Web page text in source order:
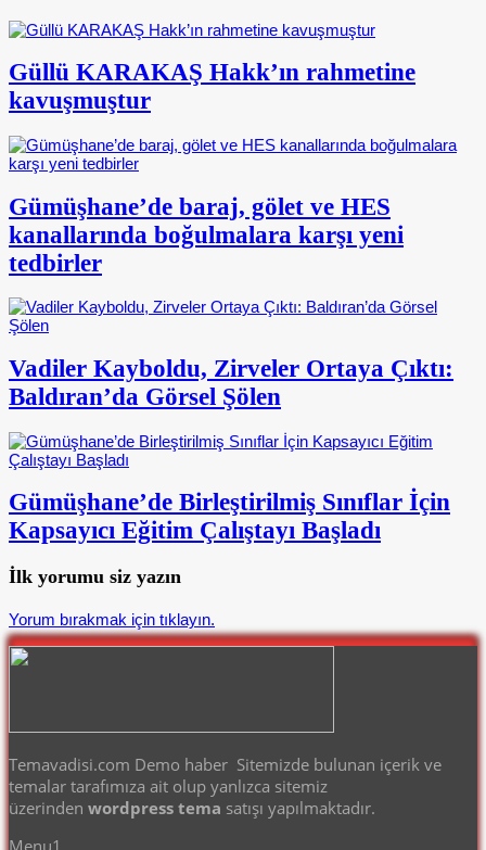
Güllü KARAKAŞ Hakk’ın rahmetine
kavuşmuştur
Gümüşhane’de baraj, gölet ve HES
kanallarında boğulmalara karşı yeni
tedbirler
Vadiler Kayboldu, Zirveler Ortaya Çıktı:
Baldıran’da Görsel Şölen
Gümüşhane’de Birleştirilmiş Sınıflar İçin
Kapsayıcı Eğitim Çalıştayı Başladı
İlk yorumu siz yazın
Yorum bırakmak için tıklayın.
Temavadisi.com Demo haber Sitemizde bulunan içerik ve
temalar tarafımıza ait olup yanlızca sitemiz
üzerinden wordpress tema satışı yapılmaktadır.
Menu1